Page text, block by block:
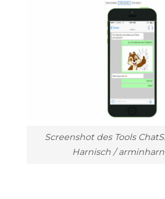
Screenshot des Tools
Harnisch /